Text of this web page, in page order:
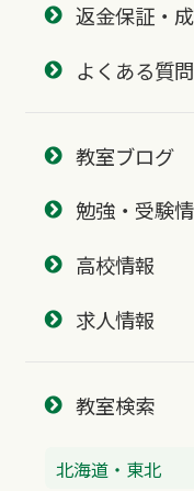
返金保証・
よくある質問
教室ブログ
勉強・受験
高校情報
求人情報
教室検索
北海道・東北